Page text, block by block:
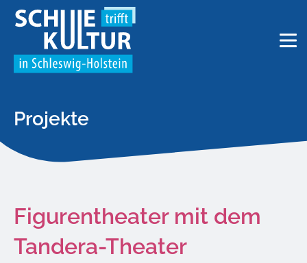
Projekte
Figurentheater mit dem
Tandera-Theater